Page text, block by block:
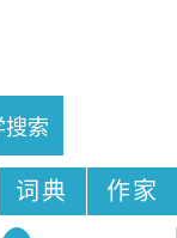
词典 作家